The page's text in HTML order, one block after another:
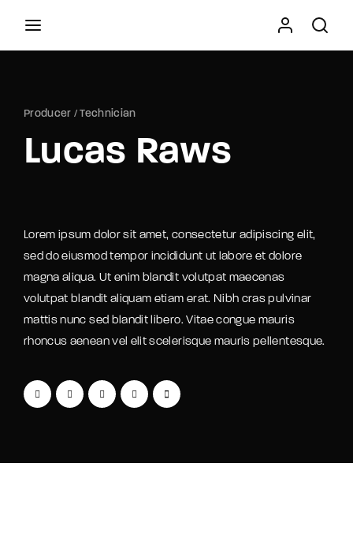
Producer Technician
Lucas Raws
Lorem ipsum dolor sit amet, consectetur adipiscing elit,
sed do eiusmod tempor incididunt ut labore et dolore
magna aliqua. Ut enim blandit volutpat maecenas
volutpat blandit aliquam etiam erat. Nibh cras pulvinar
mattis nunc sed blandit libero. Vitae congue mauris
rhoncus aenean vel elit scelerisque mauris pellentesque.
Theme.
ESC to close